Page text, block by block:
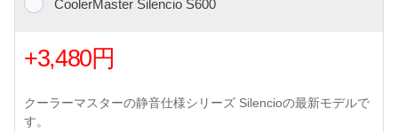
CoolerMaster Silencio S600
+3,480円
クーラーマスターの静音仕様シリーズ Silencioの最新モデルで
す。